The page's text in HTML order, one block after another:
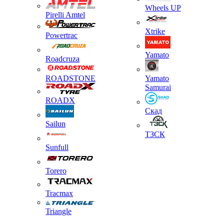
Pirelli Amtel
Powertrac
Roadcruza
ROADSTONE
ROADX
Sailun
Sunfull
Torero
Tracmax
Triangle
Wheels UP
Xtrike
Yamato
Yamato
Samurai
Скад
ТЗСК